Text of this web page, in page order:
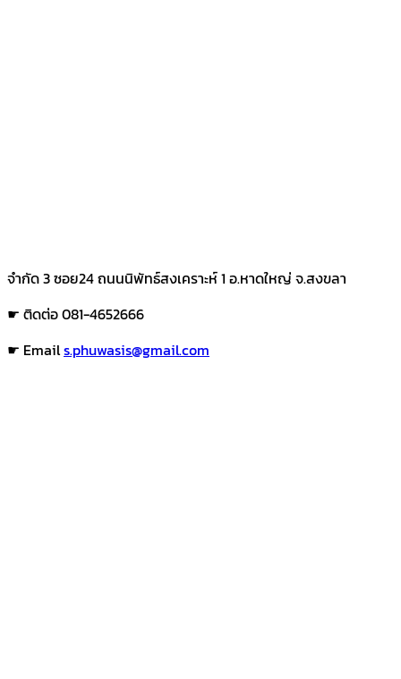
จำกัด 3 ซอย24 ถนนนิพัทธ์สงเคราะห์ 1 อ.หาดใหญ่ จ.สงขลา
☛ ติดต่อ 081-4652666
☛ Emails.phuwasis@gmail.com